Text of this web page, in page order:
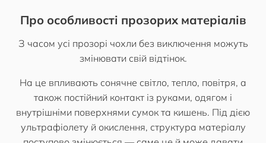
Про особливості прозорих матеріалів
З часом усі прозорі чохли без виключення можуть
змінювати свій відтінок.
На це впливають сонячне світло, тепло, повітря, а
також постійний контакт із руками, одягом і
внутрішніми поверхнями сумок та кишень. Під дією
ультрафіолету й окислення, структура матеріалу